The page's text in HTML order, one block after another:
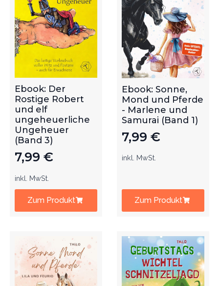
Ebook: Der
Rostige Robert
und elf
ungeheuerliche
Ungeheuer
(Band 3)
7,99 €
inkl. MwSt.
Zum Produkt
Ebook: Sonne,
Mond und Pferde
- Marlene und
Samurai (Band 1)
7,99 €
inkl. MwSt.
Zum Produkt